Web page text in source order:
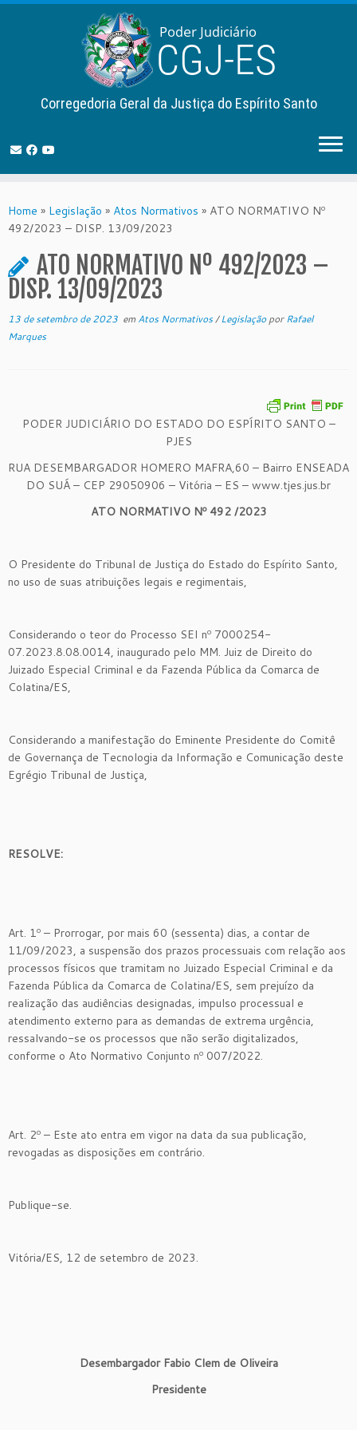
to
content
Corregedoria Geral da Justiça do Espírito Santo
Home » Legislação » Atos Normativos » ATO NORMATIVO Nº
492/2023 – DISP. 13/09/2023
ATO NORMATIVO Nº 492/2023 –
DISP. 13/09/2023
13 de setembro de 2023 em Atos Normativos/LegislaçãoporRafael
Marques
PODER JUDICIÁRIO DO ESTADO DO ESPÍRITO SANTO –
PJES
RUA DESEMBARGADOR HOMERO MAFRA,60 – Bairro ENSEADA
DO SUÁ – CEP 29050906 – Vitória – ES – www.tjes.jus.br
ATO NORMATIVO Nº 492 /2023
O Presidente do Tribunal de Justiça do Estado do Espírito Santo,
no uso de suas atribuições legais e regimentais,
Considerando o teor do Processo SEI nº 7000254-
07.2023.8.08.0014, inaugurado pelo MM. Juiz de Direito do
Juizado Especial Criminal e da Fazenda Pública da Comarca de
Colatina/ES,
Considerando a manifestação do Eminente Presidente do Comitê
de Governança de Tecnologia da Informação e Comunicação deste
Egrégio Tribunal de Justiça,
RESOLVE:
Art. 1º – Prorrogar, por mais 60 (sessenta) dias, a contar de
11/09/2023, a suspensão dos prazos processuais com relação aos
processos físicos que tramitam no Juizado Especial Criminal e da
Fazenda Pública da Comarca de Colatina/ES, sem prejuízo da
realização das audiências designadas, impulso processual e
atendimento externo para as demandas de extrema urgência,
ressalvando-se os processos que não serão digitalizados,
conforme o Ato Normativo Conjunto nº 007/2022.
Art. 2º – Este ato entra em vigor na data da sua publicação,
revogadas as disposições em contrário.
Publique-se.
Vitória/ES, 12 de setembro de 2023.
Desembargador Fabio Clem de Oliveira
Presidente